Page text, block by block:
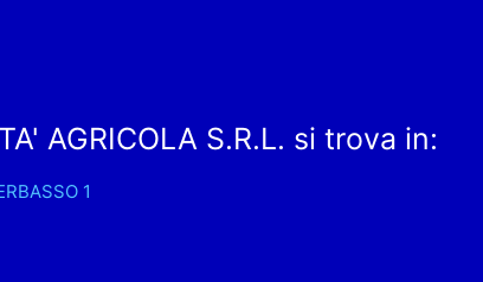
AGRICOLA S.R.L. si trova in:
1